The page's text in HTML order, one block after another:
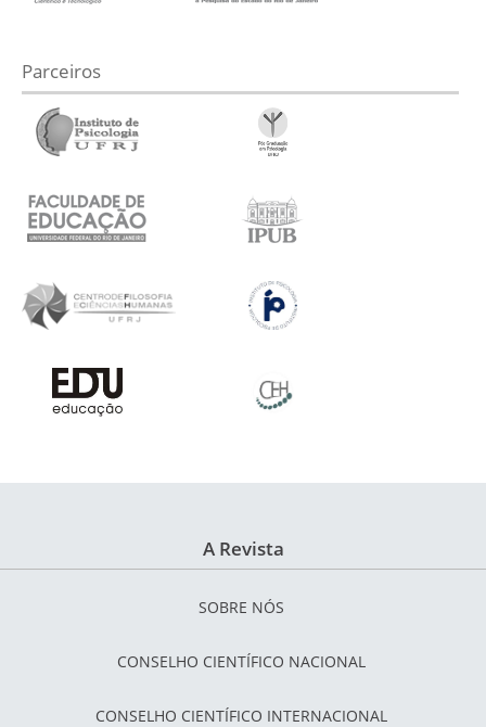
Parceiros
A Revista
SOBRE NÓS
CONSELHO CIENTÍFICO NACIONAL
CONSELHO CIENTÍFICO INTERNACIONAL